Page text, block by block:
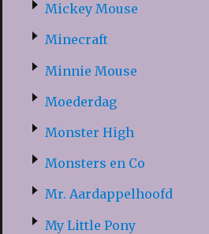
Mickey Mouse
Minecraft
Minnie Mouse
Moederdag
Monster High
Monsters en Co
Mr. Aardappelhoofd
My Little Pony